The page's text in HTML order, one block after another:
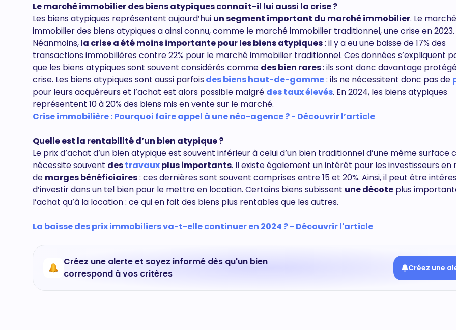
Le marché immobilier des biens atypiques connaît-il lui aussi la crise ?
Les biens atypiques représentent aujourd’hui un segment important du marché immobilier. Le marché
immobilier des biens atypiques a ainsi connu, comme le marché immobilier traditionnel, une crise en 2023.
Néanmoins,la crise a été moins importante pour les biens atypiques: il y a eu une baisse de 17% des
transactions immobilières contre 22% pour le marché immobilier traditionnel. Ces données s’expliquent
que les biens atypiques sont souvent considérés comme des bien rares: ils sont donc davantage
crise. Les biens atypiques sont aussi parfoisdes biens haut-de-gamme: ils ne nécessitent donc pas de
pour leurs acquéreurs et l’achat est alors possible malgré des taux élevés. En 2024, les biens atypiques
représentent 10 à 20% des biens mis en vente sur le marché.
Crise immobilière : Pourquoi faire appel à une néo-agence ? - Découvrir l’article
Quelle est la rentabilité d’un bien atypique ?
Le prix d’achat d’un bien atypique est souvent inférieur à celui d’un bien traditionnel d’une même surface
nécessite souvent destravauxplus importants. Il existe également un intérêt pour les investisseurs en
de marges bénéficiaires: ces dernières sont souvent comprises entre 15 et 20%. Ainsi, il peut être
d’investir dans un tel bien pour le mettre en location. Certains biens subissent une décote plus
l’achat qu’à la location : ce qui en fait des biens plus rentables que les autres.
La baisse des prix immobiliers va-t-elle continuer en 2024 ? - Découvrir l'article
Créez une alerte et soyez informé dès qu'un bien
correspond à vos critères
Créez une